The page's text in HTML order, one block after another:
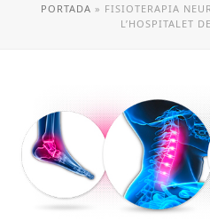
PORTADA » FISIOTERAPIA
L’HOSPITALET